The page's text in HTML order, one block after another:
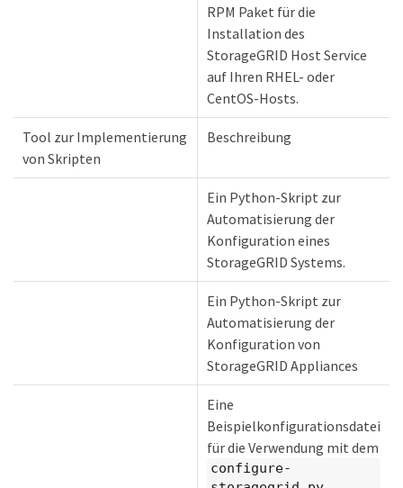
RPM Paket für die
Installation des
StorageGRID Host Service
auf Ihren RHEL- oder
CentOS-Hosts.
Tool zur Implementierung
von Skripten
Beschreibung
Ein Python-Skript zur
Automatisierung der
Konfiguration eines
StorageGRID Systems.
Ein Python-Skript zur
Automatisierung der
Konfiguration von
StorageGRID Appliances
Eine
Beispielkonfigurationsdatei
für die Verwendung mit dem
configure-